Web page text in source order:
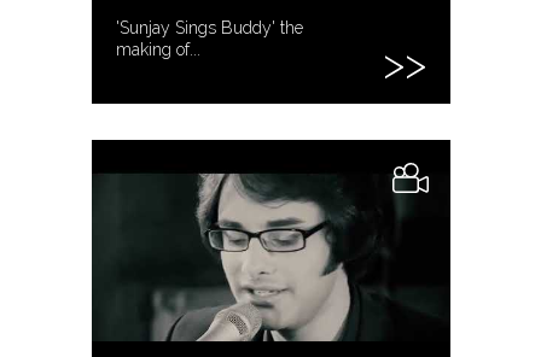
'Sunjay Sings Buddy' the
making of...